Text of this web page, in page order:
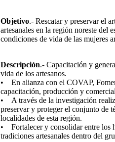
Objetivo.- Rescatar y preservar el
artesanales en la región noreste del
condiciones de vida de las mujeres
Descripción.- Capacitación y
vida de los artesanos.
• En alianza con el COVAP,
capacitación, producción y
• A través de la investigación
preservar y proteger el conjunto de
localidades de esta región.
• Fortalecer y consolidar entre los
tradiciones artesanales dentro del